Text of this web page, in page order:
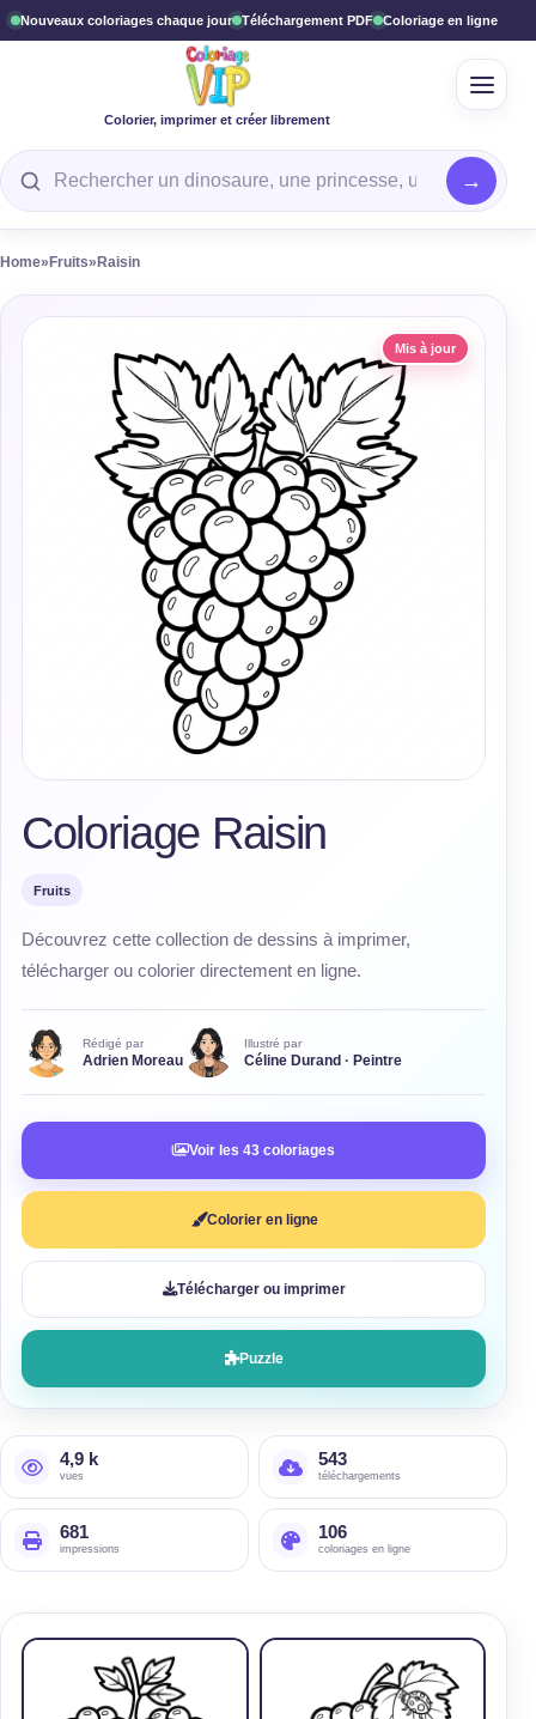
Nouveaux coloriages chaque jour Téléchargement PDF Coloriage en ligne
Colorier, imprimer et créer librement
Rechercher un coloriage
Home» Fruits» Raisin
Mis à jour
Coloriage Raisin
Fruits
Découvrez cette collection de dessins à imprimer,
télécharger ou colorier directement en ligne.
Rédigé par
Adrien Moreau
Illustré par
Céline Durand · Peintre
Voir les 43 coloriages
Colorier en ligne
Télécharger ou imprimer
Puzzle
4,9 k
vues
543
téléchargements
681
impressions
106
coloriages en ligne